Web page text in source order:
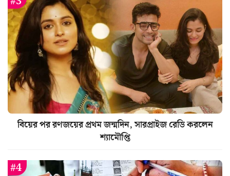
বিয়ের পর রণজয়ের প্রথম জন্মদিন, সারপ্রাইজ রেডি করলেন
শ্যামৌপ্তি